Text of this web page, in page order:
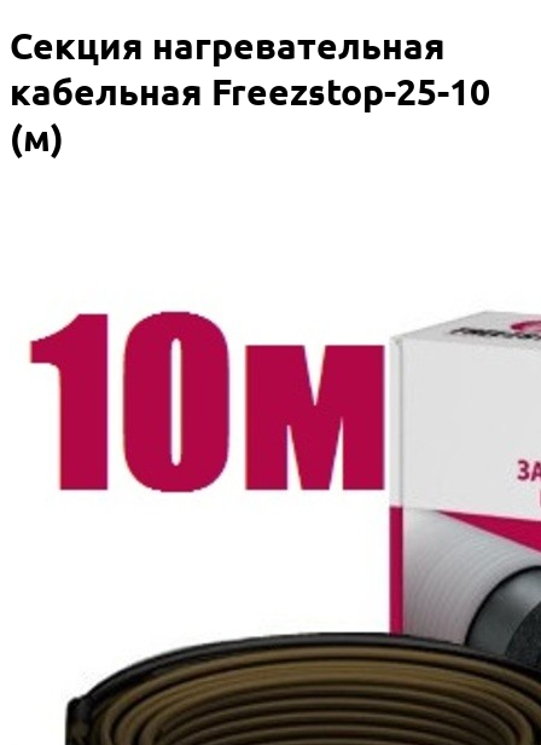
Секция нагревательная
кабельная Freezstop-25-10
(м)